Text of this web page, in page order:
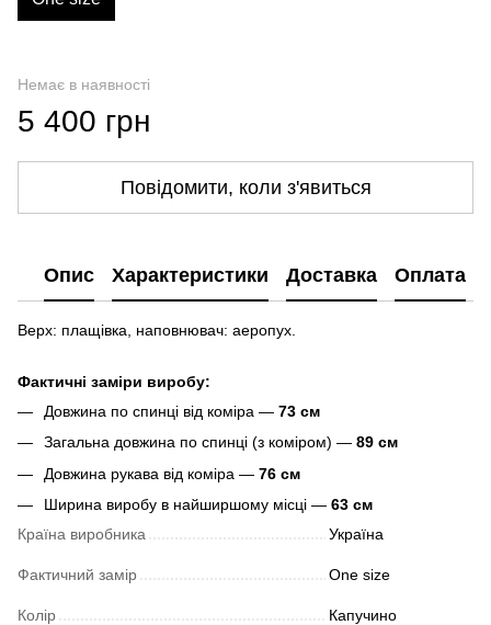
Немає в наявності
5 400 грн
Повідомити, коли з'явиться
Опис Характеристики Доставка Оплата
Верх: плащівка, наповнювач: аеропух.
Фактичні заміри виробу:
Довжина по спинці від коміра — 73 см
Загальна довжина по спинці (з коміром) — 89 см
Довжина рукава від коміра — 76 см
Ширина виробу в найширшому місці — 63 см
Країна виробника
Україна
Фактичний замір One size
Колір Капучино